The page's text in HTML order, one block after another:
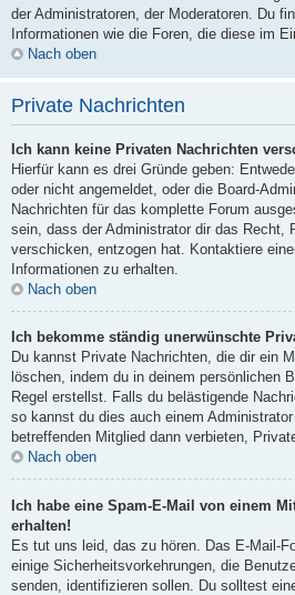
der Administratoren, der Moderatoren. Du
Informationen wie die Foren, die diese im
Nach oben
Private Nachrichten
Ich kann keine Privaten Nachrichten
Hierfür kann es drei Gründe geben:
oder nicht angemeldet, oder die Board-
Nachrichten für das komplette Forum
sein, dass der Administrator dir das Recht,
verschicken, entzogen hat. Kontaktiere
Informationen zu erhalten.
Nach oben
Ich bekomme ständig unerwünschte
Du kannst Private Nachrichten, die dir ein
löschen, indem du in deinem persönlichen
Regel erstellst. Falls du belästigende
so kannst du dies auch einem
betreffenden Mitglied dann verbieten,
Nach oben
Ich habe eine Spam-E-Mail von einem
erhalten!
Es tut uns leid, das zu hören. Das E-Mail-
einige Sicherheitsvorkehrungen, die
senden, identifizieren sollen. Du solltest